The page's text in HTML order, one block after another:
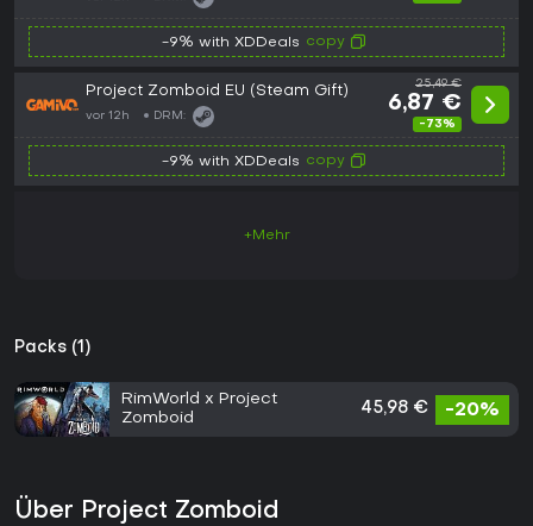
-9% with XDDeals copy
Project Zomboid EU (Steam Gift)
vor 12h DRM:
25,49 €
6,87 €
-73%
-9% with XDDeals copy
+Mehr
Packs (1)
RimWorld x Project
Zomboid
45,98 € -20%
Über Project Zomboid